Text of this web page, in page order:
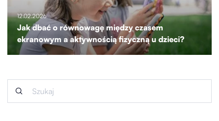
12.02.2026
Jak dbać o równowagę między czasem
ekranowym a aktywnością fizyczną u dzieci?